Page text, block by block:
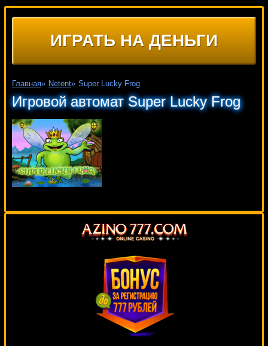
ИГРАТЬ НА ДЕНЬГИ
Главная» Netent» Super Lucky Frog
Игровой автомат Super Lucky Frog